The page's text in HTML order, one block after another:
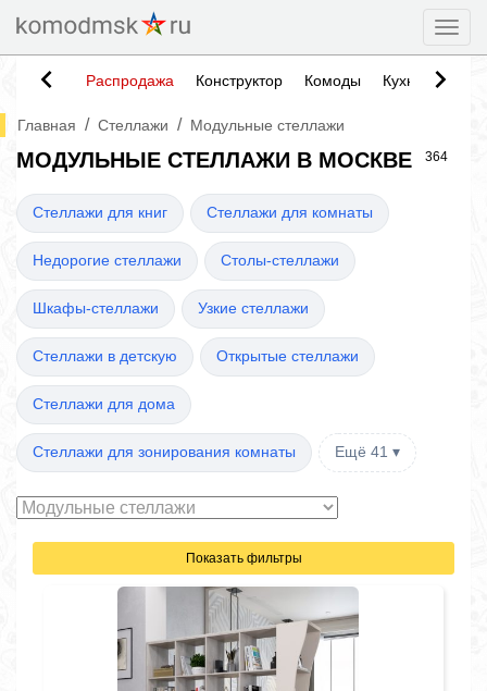
Распродажа Конструктор Комоды Кухни
Главная / Стеллажи / Модульные стеллажи
МОДУЛЬНЫЕ СТЕЛЛАЖИ В МОСКВЕ 364
Стеллажи для книг Стеллажи для комнаты
Недорогие стеллажи Столы-стеллажи
Шкафы-стеллажи Узкие стеллажи
Стеллажи в детскую Открытые стеллажи
Стеллажи для дома
Стеллажи для зонирования комнаты Ещё 41 ▾
Показать фильтры